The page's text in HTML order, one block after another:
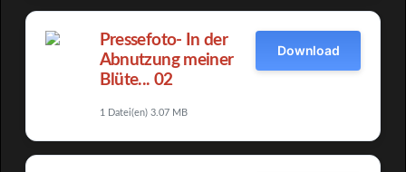
Pressefoto- In der
Abnutzung meiner
Blüte... 02
1 Datei(en) 3.07 MB
Download